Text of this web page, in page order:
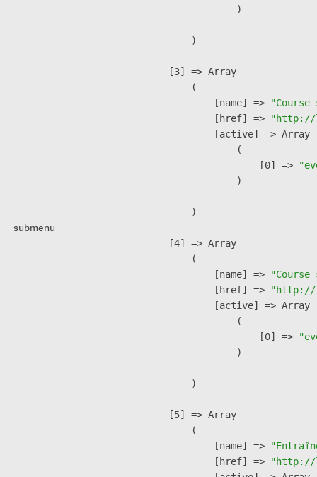
submenu
                )
        )
    [3] => Array
        (
            [name] =>
            [href] =>
"http://
            [active] => Array
                (
                    [0] =>
                )
        )
    [4] => Array
        (
            [name] =>
            [href] =>
"http://
            [active] => Array
                (
                    [0] =>
                )
        )
    [5] => Array
        (
            [name] =>
            [href] =>
"http://